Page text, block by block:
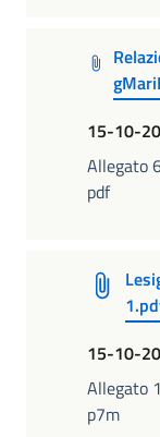
15-10-
Allegato
pdf
15-10-
Allegato
p7m